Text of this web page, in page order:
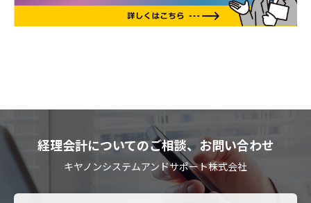
経理会計についてのご相談、お問い合わせ
キヤノンシステムアンドサポート株式会社